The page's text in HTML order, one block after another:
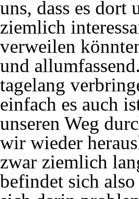
uns, dass es dort
ziemlich
verweilen
und
tagelang
einfach es auch
unseren Weg
wir wieder
zwar ziemlich
befindet sich